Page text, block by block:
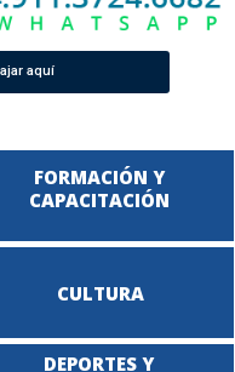
aquí
CULTURA
DEPORTES Y
FORMACIÓN Y
CAPACITACIÓN